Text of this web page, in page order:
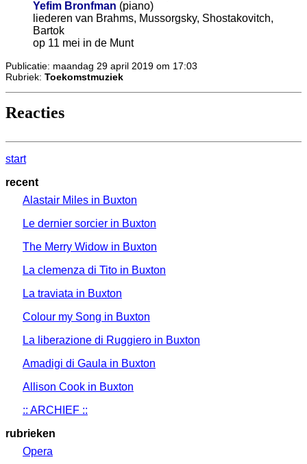
Yefim Bronfman (piano)
liederen van Brahms, Mussorgsky, Shostakovitch,
Bartok
op 11 mei in de Munt
Publicatie: maandag 29 april 2019 om 17:03
Rubriek: Toekomstmuziek
Reacties
start
recent
Alastair Miles in Buxton
Le dernier sorcier in Buxton
The Merry Widow in Buxton
La clemenza di Tito in Buxton
La traviata in Buxton
Colour my Song in Buxton
La liberazione di Ruggiero in Buxton
Amadigi di Gaula in Buxton
Allison Cook in Buxton
:: ARCHIEF ::
rubrieken
Opera